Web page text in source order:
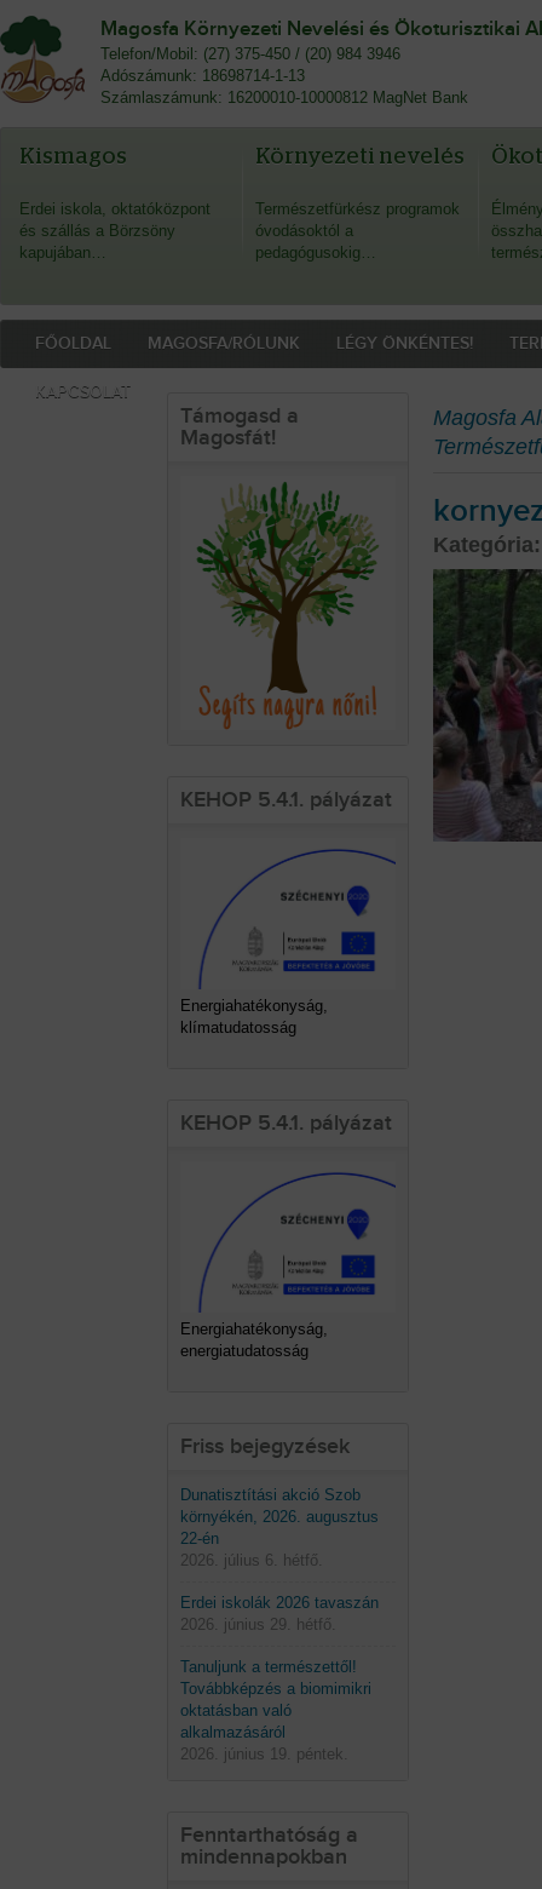
Magosfa Környezeti Nevelési és Ökoturisztikai
Telefon/Mobil: (27) 375-450 / (20) 984 3946
Adószámunk: 18698714-1-13
Számlaszámunk: 16200010-10000812 MagNet Bank
Kismagos
Erdei iskola, oktatóközpont
és szállás a Börzsöny
kapujában…
Környezeti nevelés
Természetfürkész programok
óvodásoktól a
pedagógusokig…
FŐOLDAL MAGOSFA/RÓLUNK LÉGY ÖNKÉNTES!
KAPCSOLAT
Támogasd a
Magosfát!
KEHOP 5.4.1. pályázat
Energiahatékonyság,
klímatudatosság
KEHOP 5.4.1. pályázat
Energiahatékonyság,
energiatudatosság
Friss bejegyzések
Dunatisztítási akció Szob
környékén, 2026. augusztus
22-én
2026. július 6. hétfő.
Erdei iskolák 2026 tavaszán
2026. június 29. hétfő.
Tanuljunk a természettől!
Továbbképzés a biomimikri
oktatásban való
alkalmazásáról
2026. június 19. péntek.
Fenntarthatóság a
mindennapokban
Magosfa